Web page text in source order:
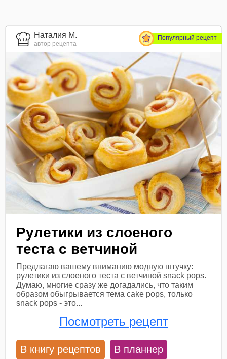
Наталия М.
автор рецепта
Популярный рецепт
Рулетики из слоеного
теста с ветчиной
Предлагаю вашему вниманию модную штучку:
рулетики из слоеного теста с ветчиной snack pops.
Думаю, многие сразу же догадались, что таким
образом обыгрывается тема cake pops, только
snack pops - это...
Посмотреть рецепт
В книгу рецептов В планнер